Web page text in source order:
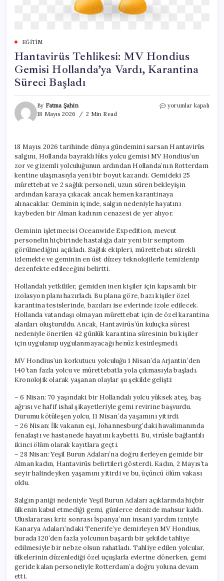
EĞITIM
Hantavirüs Tehlikesi: MV Hondius
Gemisi Hollanda’ya Vardı, Karantina
Süreci Başladı
By Fatma Şahin
18 Mayıs 2026
2 Min Read
Hantavirüs
Hollanda’ya
Vardı,
Karantina
Süreci
Başladı
için
yorumlar kapalı
18 Mayıs 2026 tarihinde dünya gündemini sarsan Hantavirüs
salgını, Hollanda bayraklı lüks yolcu gemisi MV Hondius’un
zor ve gizemli yolculuğunun ardından Hollanda’nın Rotterdam
kentine ulaşmasıyla yeni bir boyut kazandı. Gemideki 25
mürettebat ve 2 sağlık personeli, uzun süren bekleyişin
ardından karaya çıkacak ancak hemen karantinaya
alınacaklar. Geminin içinde, salgın nedeniyle hayatını
kaybeden bir Alman kadının cenazesi de yer alıyor.
Geminin işletmecisi Oceanwide Expedition, mevcut
personelin hiçbirinde hastalığa dair yeni bir semptom
görülmediğini açıkladı. Sağlık ekipleri, mürettebatı sürekli
izlemekte ve geminin en üst düzey teknolojilerle temizlenip
dezenfekte edileceğini belirtti.
Hollandalı yetkililer, gemiden inen kişiler için kapsamlı bir
izolasyon planı hazırladı. Bu plana göre, bazı kişiler özel
karantina tesislerinde, bazıları ise evlerinde izole edilecek.
Hollanda vatandaşı olmayan mürettebat için de özel karantina
alanları oluşturuldu. Ancak, Hantavirüs’ün kuluçka süresi
nedeniyle önerilen 42 günlük karantina süresinin bu kişiler
için uygulanıp uygulanmayacağı henüz kesinleşmedi.
MV Hondius’un korkutucu yolculuğu 1 Nisan’da Arjantin’den
140’tan fazla yolcu ve mürettebatla yola çıkmasıyla başladı.
Kronolojik olarak yaşanan olaylar şu şekilde gelişti:
– 6 Nisan: 70 yaşındaki bir Hollandalı yolcu yüksek ateş, baş
ağrısı ve hafif ishal şikayetleriyle gemi revirine başvurdu.
Durumu kötüleşen yolcu, 11 Nisan’da yaşamını yitirdi.
– 26 Nisan: İlk vakanın eşi, Johannesburg’daki havalimanında
fenalaştı ve hastanede hayatını kaybetti. Bu, virüsle bağlantılı
ikinci ölüm olarak kayıtlara geçti.
– 28 Nisan: Yeşil Burun Adaları’na doğru ilerleyen gemide bir
Alman kadın, Hantavirüs belirtileri gösterdi. Kadın, 2 Mayıs’ta
seyir halindeyken yaşamını yitirdi ve bu, üçüncü ölüm vakası
oldu.
Salgın paniği nedeniyle Yeşil Burun Adaları açıklarında hiçbir
ülkenin kabul etmediği gemi, günlerce denizde mahsur kaldı.
Uluslararası kriz sonrası İspanya’nın insani yardım izniyle
Kanarya Adaları’ndaki Tenerife’ye demirleyen MV Hondius,
burada 120’den fazla yolcunun başarılı bir şekilde tahliye
edilmesiyle bir nebze olsun rahatladı. Tahliye edilen yolcular,
ülkelerinin düzenlediği özel uçuşlarla evlerine dönerken, gemi
geride kalan personeliyle Rotterdam’a doğru yoluna devam
etti.